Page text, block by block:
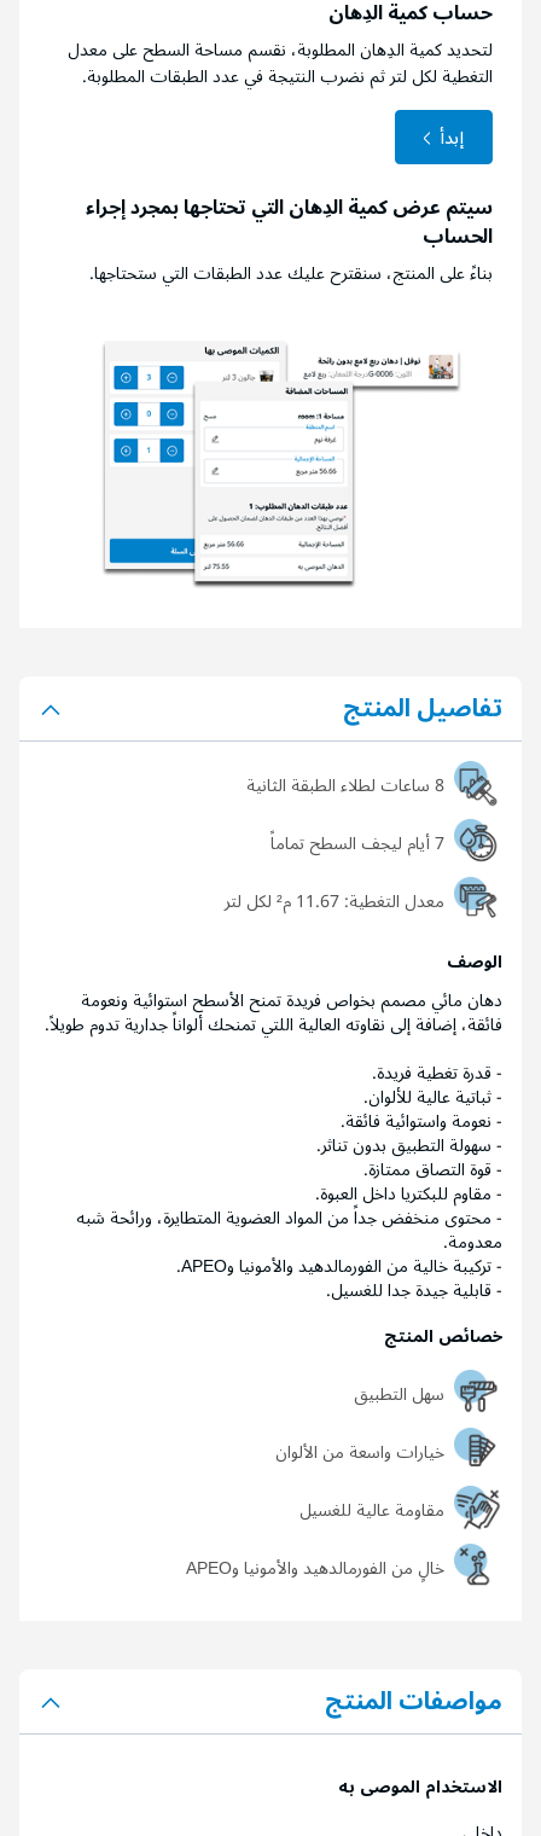
حساب كمية الدِهان
لتحديد كمية الدِهان المطلوبة، نقسم مساحة السطح على معدل
التغطية لكل لتر ثم نضرب النتيجة في عدد الطبقات المطلوبة.
إبدأ
سيتم عرض كمية الدِهان التي تحتاجها بمجرد إجراء
الحساب
بناءً على المنتج، سنقترح عليك عدد الطبقات التي ستحتاجها.
تفاصيل المنتج
8 ساعات لطلاء الطبقة الثانية
7 أيام ليجف السطح تماماً
معدل التغطية:
الوصف
دهان مائي مصمم بخواص فريدة تمنح الأسطح استوائية ونعومة
فائقة، إضافة إلى نقاوته العالية اللتي تمنحك ألواناً جدارية تدوم طويلاً.
- قدرة تغطية فريدة.
- ثباتية عالية للألوان.
- نعومة واستوائية فائقة.
- سهولة التطبيق بدون تناثر.
- قوة التصاق ممتازة.
- مقاوم للبكتريا داخل العبوة.
- محتوى منخفض جداً من المواد العضوية المتطايرة، ورائحة شبه
معدومة.
- تركيبة خالية من الفورمالدهيد والأمونيا وAPEO.
- قابلية جيدة جدا للغسيل.
خصائص المنتج
سهل التطبيق
خيارات واسعة من الألوان
مقاومة عالية للغسيل
خالٍ من الفورمالدهيد والأمونيا وAPEO
مواصفات المنتج
الاستخدام الموصى به